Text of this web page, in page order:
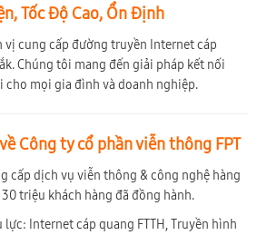
Tốc Độ Cao, Ổn Định
vị cung cấp đường truyền Internet cáp
Chúng tôi mang đến giải pháp kết nối
mọi gia đình và doanh nghiệp.
Công ty cổ phần viễn thông FPT
cấp dịch vụ viễn thông & công nghệ hàng
triệu khách hàng đã đồng hành.
lực: Internet cáp quang FTTH, Truyền hình